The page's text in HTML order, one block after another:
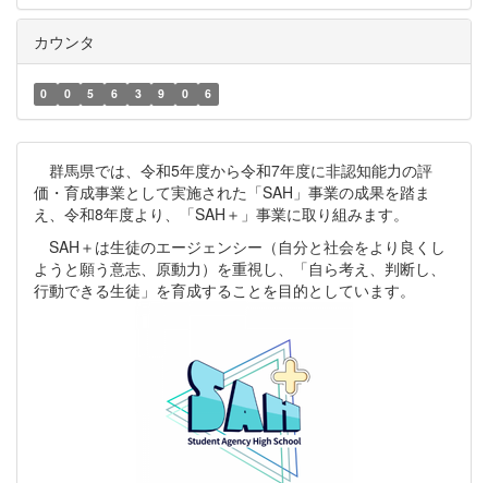
いた本に多くの生徒が興味をもってくれまし
た。 チャンプ本：『西洋神名事
典』 山北 篤（著） （ビブリオバトルで紹介
してもらった本の詳細等は、HP内「ライブ
ラリー・タイムス」で近日中に紹介します）
出場したバトラーの皆さん、素晴らしい発
表をありがとう...
ん、清里地区の子どもたちとの共同制作で
す。 色塗りの前日に、美術部3年生4人で
トンネル内にチョークで下書きを。「考えて
いた絵のサイズが、実際描けるスペースと違
ったため、書きたかった絵を少し変更した点
が難しく、また特別支援学校の生徒さんと一
緒に色塗りをする際には、色を調整して作っ
てあげてから塗り方などを伝えて作業に取り
組みました」と、部長の3年 田中 歌奏さ
ん。「桜を色塗りする際には、刷毛をポンポ
ン置いてね」と声を掛け合いながら一緒に楽
しく色塗りをしていました。
互いに協力し合いながら色を重ね、
トンネルの中がパッと明るい空間に変化して
てつくるアート作品。完成をどうぞお楽しみ
に！ ☜ホームに戻る
カウンタ
0 0 5 6 3 9 0 6
群馬県では、令和5年度から令和7年度に非認知能力の評
価・育成事業として実施された「SAH」事業の成果を踏ま
え、令和8年度より、「SAH＋」事業に取り組みます。
SAH＋は生徒のエージェンシー（自分と社会をより良くし
ようと願う意志、原動力）を重視し、「自ら考え、判断し、
行動できる生徒」を育成することを目的としています。